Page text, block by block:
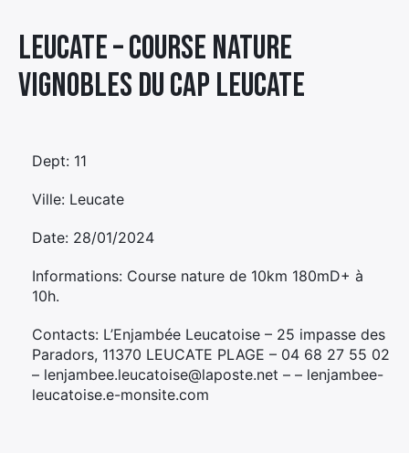
Leucate – COURSE NATURE
VIGNOBLES DU CAP LEUCATE
Dept: 11
Ville: Leucate
Date: 28/01/2024
Informations: Course nature de 10km 180mD+ à
10h.
Contacts: L’Enjambée Leucatoise – 25 impasse des
Paradors, 11370 LEUCATE PLAGE – 04 68 27 55 02
– lenjambee.leucatoise@laposte.net – – lenjambee-
leucatoise.e-monsite.com
de
menu
Élément
de
menu
Élément
de
menu